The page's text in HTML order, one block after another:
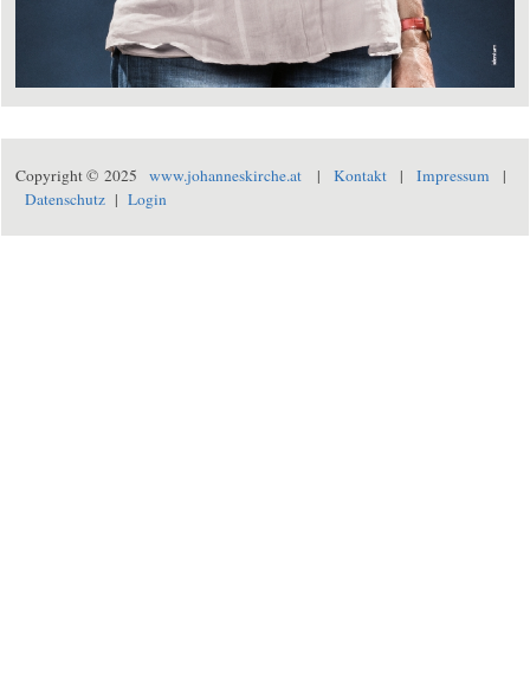
Copyright © 2025 www.johanneskirche.at | Kontakt | Impressum |
Datenschutz | Login